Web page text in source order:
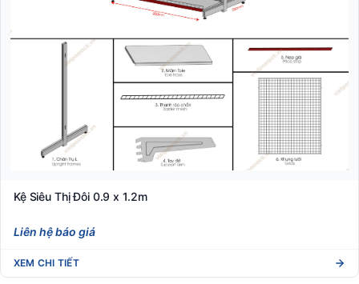
Kệ Siêu Thị Đôi 0.9 x 1.2m
Liên hệ báo giá
XEM CHI TIẾT